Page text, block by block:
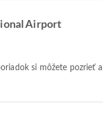
Airport